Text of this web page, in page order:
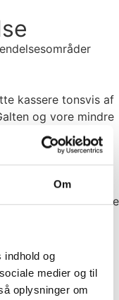
Om
indhold og
medier og til
oplysninger om
kassere tonsvis af
og vore mindre
problemer med
er problemet
rotter eller
os for rigtig mange
Agro